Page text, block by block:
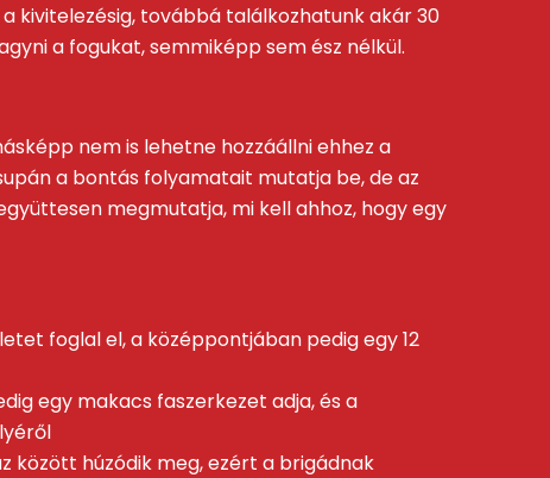
kivitelezésig, továbbá találkozhatunk akár 30
a fogukat, semmiképp sem ész nélkül.
nem is lehetne hozzáállni ehhez a
a bontás folyamatait mutatja be, de az
megmutatja, mi kell ahhoz, hogy egy
foglal el, a középpontjában pedig egy 12
egy makacs faszerkezet adja, és a
között húzódik meg, ezért a brigádnak